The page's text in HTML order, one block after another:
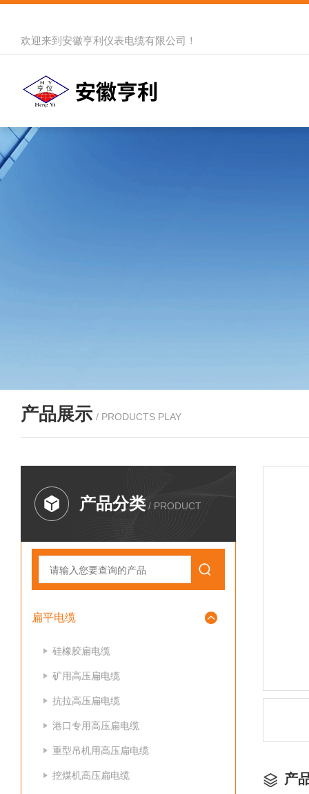
欢迎来到 安徽亨利仪表电缆有限公司 ！
产品展示 / PRODUCTS PLAY
产品分类 / PRODUCT
扁平电缆
硅橡胶扁电缆
矿用高压扁电缆
抗拉高压扁电缆
港口专用高压扁电缆
重型吊机用高压扁电缆
挖煤机高压扁电缆 产